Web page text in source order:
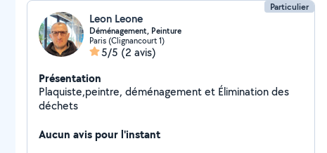
Particulier
Leon Leone
Déménagement, Peinture
Paris (Clignancourt 1)
5/5 (2 avis)
Présentation
Plaquiste,peintre, déménagement et Élimination des
déchets
Aucun avis pour l'instant